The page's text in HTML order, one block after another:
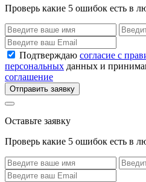
Проверь какие 5 ошибок есть в
Подтверждаю согласие с
персональных данных и
соглашение
Отправить заявку
Оставьте заявку
Проверь какие 5 ошибок есть в